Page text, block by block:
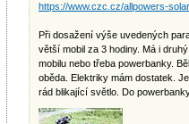
https://www.czc.cz/allpowers-
Při dosažení výše uvedených
větší mobil za 3 hodiny. Má i
mobilu nebo třeba powerbanky.
oběda. Elektriky mám dostatek.
rád blikající světlo. Do